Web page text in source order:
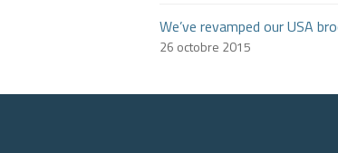
We’ve revamped our USA
26 octobre 2015